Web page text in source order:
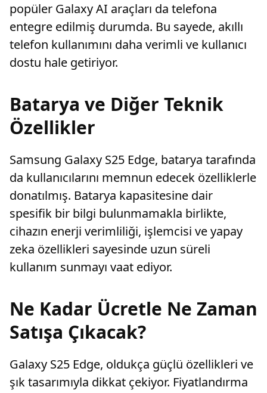
popüler Galaxy AI araçları da telefona
entegre edilmiş durumda. Bu sayede, akıllı
telefon kullanımını daha verimli ve kullanıcı
dostu hale getiriyor.
Batarya ve Diğer Teknik
Özellikler
Samsung Galaxy S25 Edge, batarya tarafında
da kullanıcılarını memnun edecek özelliklerle
donatılmış. Batarya kapasitesine dair
spesifik bir bilgi bulunmamakla birlikte,
cihazın enerji verimliliği, işlemcisi ve yapay
zeka özellikleri sayesinde uzun süreli
kullanım sunmayı vaat ediyor.
Ne Kadar Ücretle Ne Zaman
Satışa Çıkacak?
Galaxy S25 Edge, oldukça güçlü özellikleri ve
şık tasarımıyla dikkat çekiyor. Fiyatlandırma